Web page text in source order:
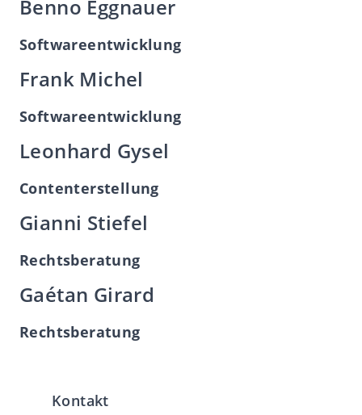
Benno Eggnauer
Softwareentwicklung
Frank Michel
Softwareentwicklung
Leonhard Gysel
Contenterstellung
Gianni Stiefel
Rechtsberatung
Gaétan Girard
Rechtsberatung
Kontakt